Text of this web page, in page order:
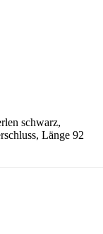
schwarz,
Länge 92